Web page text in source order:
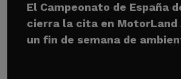
El Campeonato de España
cierra la cita en MotorLand
un fin de semana de